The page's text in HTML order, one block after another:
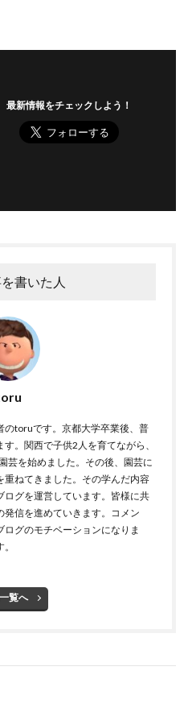
最新情報をチェックしよう！
書いた人
のtoruです。京都大学卒業後、普
。関西で子供2人を育てながら、
芸を始めました。その後、園芸に
ねてきました。その学んだ内容
ログを運営しています。皆様に共
信を進めていきます。コメン
ログのモチベーションになりま
覧へ